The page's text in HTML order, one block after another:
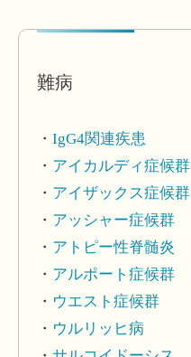
難病
IgG4関連疾患
アイカルディ症候群
アイザックス症候群
アッシャー症候群
アトピー性脊髄炎
アルポート症候群
ウエスト症候群
ウルリッヒ病